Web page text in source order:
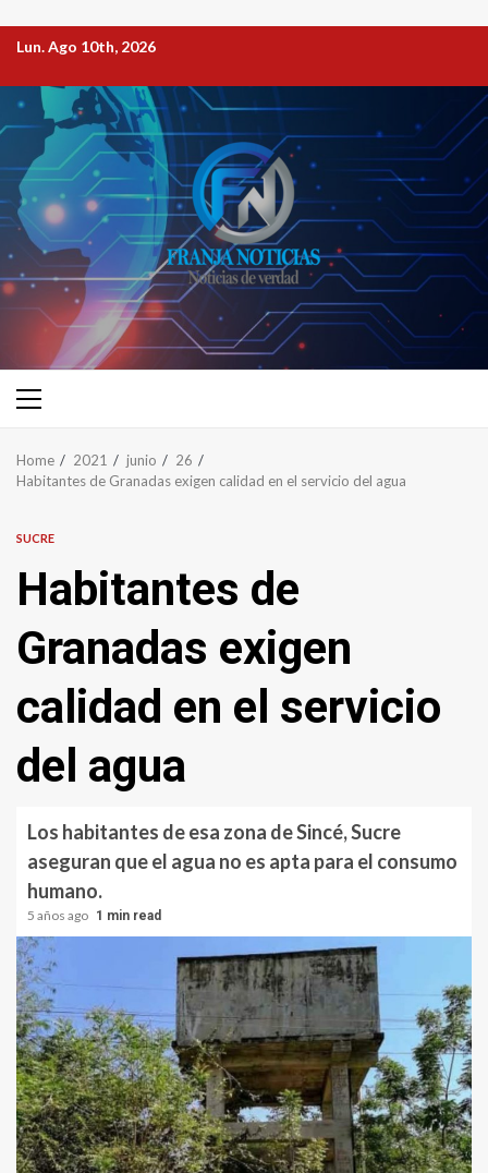
Lun. Ago 10th, 2026
Home 2021 junio
26
Habitantes de Granadas exigen calidad en el servicio del agua
SUCRE
Habitantes de
Granadas exigen
calidad en el servicio
del agua
Los habitantes de esa zona de Sincé, Sucre
aseguran que el agua no es apta para el consumo
humano.
5 años ago 1 min read